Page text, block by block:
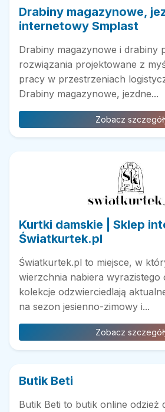
Drabiny magazynowe,
internetowy Smplast
Drabiny magazynowe i drabiny
rozwiązania projektowane z
pracy w przestrzeniach
Drabiny magazynowe, jezdne...
Zobacz
Kurtki damskie | Sklep
Światkurtek.pl
Światkurtek.pl to miejsce, w
wierzchnia nabiera wyrazistego
kolekcje odzwierciedlają
na sezon jesienno-zimowy i...
Zobacz
Butik Beti
Butik Beti to butik online odzież